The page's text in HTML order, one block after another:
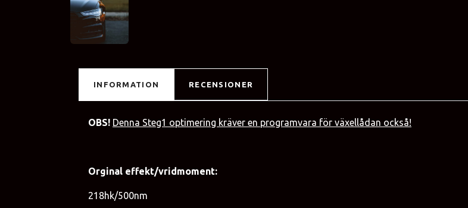
INFORMATION RECENSIONER
OBS! Denna Steg1 optimering kräver en programvara för växellådan också!
Orginal effekt/vridmoment:
218hk/500nm